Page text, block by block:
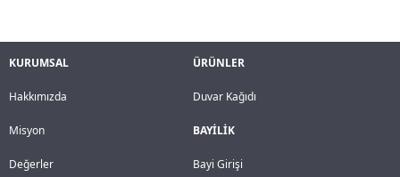
KURUMSAL
Hakkımızda
Misyon
Değerler
ÜRÜNLER
Duvar Kağıdı
BAYİLİK
Bayi Girişi